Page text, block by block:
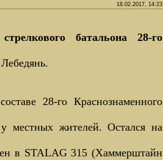
18.02.2017, 14:23
батальона 28-го
28-го Краснознаменного
местных жителей. Остался на
в STALAG 315 (Хаммерштайн